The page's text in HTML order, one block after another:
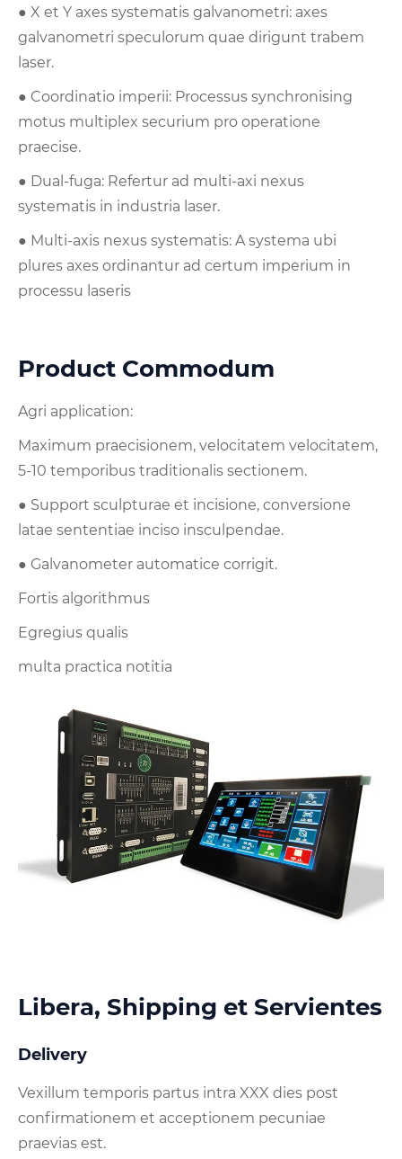
● X et Y axes systematis galvanometri: axes
galvanometri speculorum quae dirigunt trabem
laser.
● Coordinatio imperii: Processus synchronising
motus multiplex securium pro operatione
praecise.
● Dual-fuga: Refertur ad multi-axi nexus
systematis in industria laser.
● Multi-axis nexus systematis: A systema ubi
plures axes ordinantur ad certum imperium in
processu laseris
Product Commodum
Agri application:
Maximum praecisionem, velocitatem velocitatem,
5-10 temporibus traditionalis sectionem.
● Support sculpturae et incisione, conversione
latae sententiae inciso insculpendae.
● Galvanometer automatice corrigit.
Fortis algorithmus
Egregius qualis
multa practica notitia
Libera, Shipping et Servientes
Delivery
Vexillum temporis partus intra XXX dies post
confirmationem et acceptionem pecuniae
praevias est.